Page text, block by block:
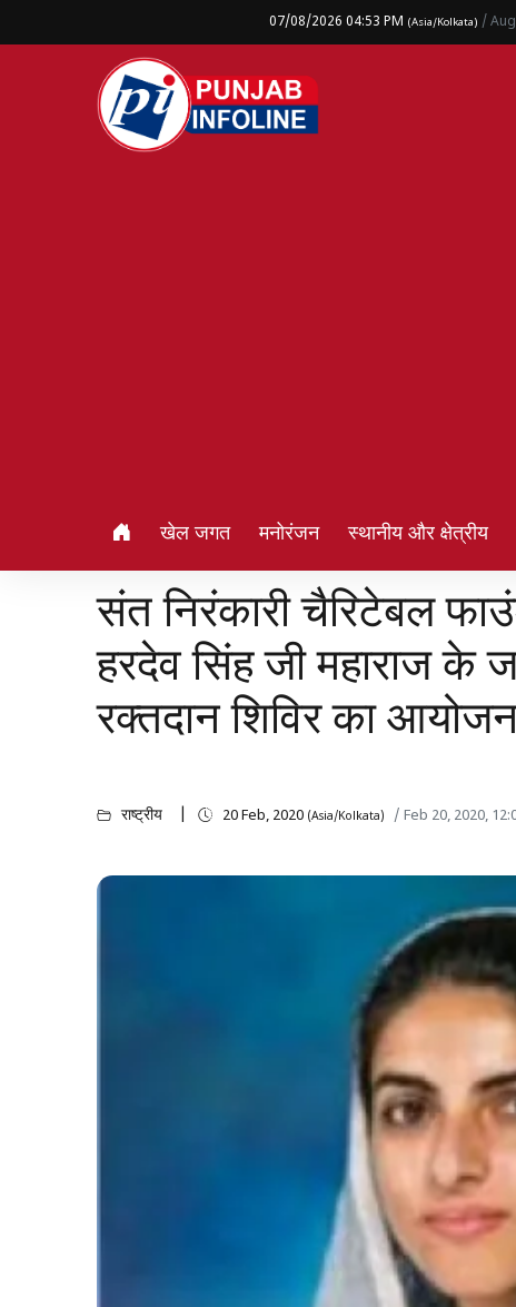
07/08/2026 04:53 PM (Asia/Kolkata) /
खेल जगत मनोरंजन स्थानीय और क्षेत्रीय
संत निरंकारी चैरिटेबल
हरदेव सिंह जी महाराज के
रक्तदान शिविर का
राष्ट्रीय 20 Feb, 2020 (Asia/Kolkata) / Feb 20, 2020,